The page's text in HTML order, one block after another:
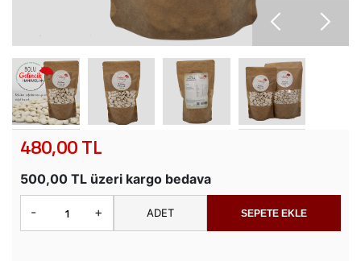
480,00 TL
500,00 TL üzeri kargo bedava
- + ADET SEPETE EKLE